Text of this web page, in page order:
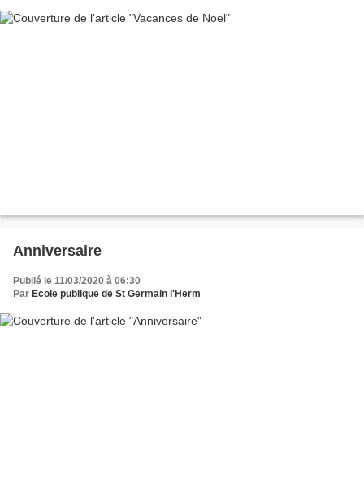
Anniversaire
Publié le 11/03/2020 à 06:30
Par Ecole publique de St Germain l'Herm